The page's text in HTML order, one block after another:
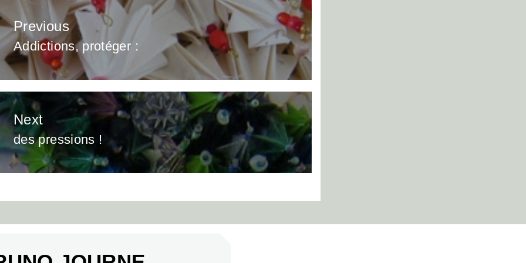
Previous
Previous
post:
Addictions, protéger :
Next
Next
post:
des pressions !